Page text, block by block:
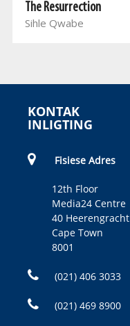
The Resurrection
Sihle Qwabe
KONTAK
INLIGTING
Fisiese Adres
12th Floor
Media24 Centre
40 Heerengracht
Cape Town
8001
(021) 406 3033
(021) 469 8900